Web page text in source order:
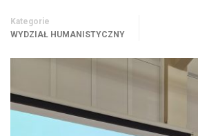
Kategorie
WYDZIAŁ HUMANISTYCZNY